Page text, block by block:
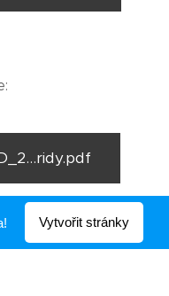
Vytvořit stránky